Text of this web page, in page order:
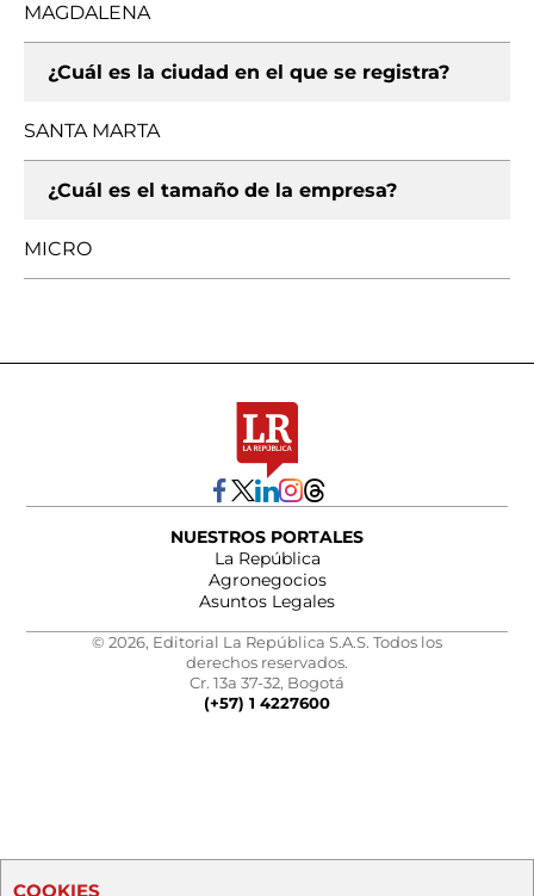
MAGDALENA
¿Cuál es la ciudad en el que se registra?
SANTA MARTA
¿Cuál es el tamaño de la empresa?
MICRO
NUESTROS PORTALES
La República
Agronegocios
Asuntos Legales
© 2026, Editorial La República S.A.S. Todos los
derechos reservados.
Cr. 13a 37-32, Bogotá
(+57) 1 4227600
COOKIES